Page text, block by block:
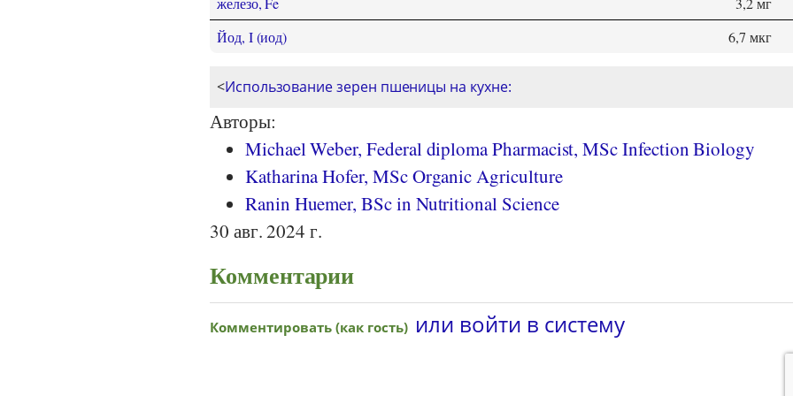
Йод, I (иод)
6,7 мкг
<Использование зерен пшеницы на кухне:
Авторы:
Michael Weber, Federal diploma Pharmacist, MSc Infection Biology
Katharina Hofer, MSc Organic Agriculture
Ranin Huemer, BSc in Nutritional Science
30 авг. 2024 г.
Комментарии